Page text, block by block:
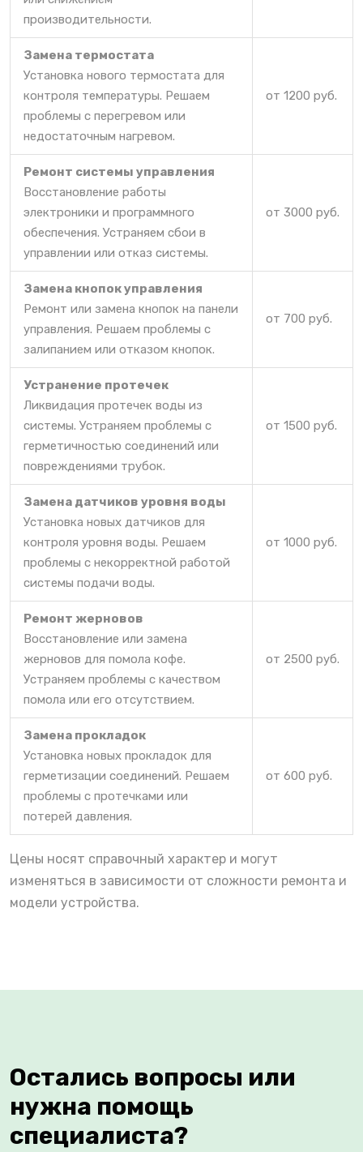
производительности.
Замена термостата
Установка нового термостата для
контроля температуры. Решаем
проблемы с перегревом или
недостаточным нагревом.
от 1200 руб.
Ремонт системы управления
Восстановление работы
электроники и программного
обеспечения. Устраняем сбои в
управлении или отказ системы.
от 3000 руб.
Замена кнопок управления
Ремонт или замена кнопок на панели
управления. Решаем проблемы с
залипанием или отказом кнопок.
от 700 руб.
Устранение протечек
Ликвидация протечек воды из
системы. Устраняем проблемы с
герметичностью соединений или
повреждениями трубок.
от 1500 руб.
Замена датчиков уровня воды
Установка новых датчиков для
контроля уровня воды. Решаем
проблемы с некорректной работой
системы подачи воды.
от 1000 руб.
Ремонт жерновов
Восстановление или замена
жерновов для помола кофе.
Устраняем проблемы с качеством
помола или его отсутствием.
от 2500 руб.
Замена прокладок
Установка новых прокладок для
герметизации соединений. Решаем
проблемы с протечками или
потерей давления.
от 600 руб.
Цены носят справочный характер и могут
изменяться в зависимости от сложности ремонта и
модели устройства.
Остались вопросы или
нужна помощь
специалиста?